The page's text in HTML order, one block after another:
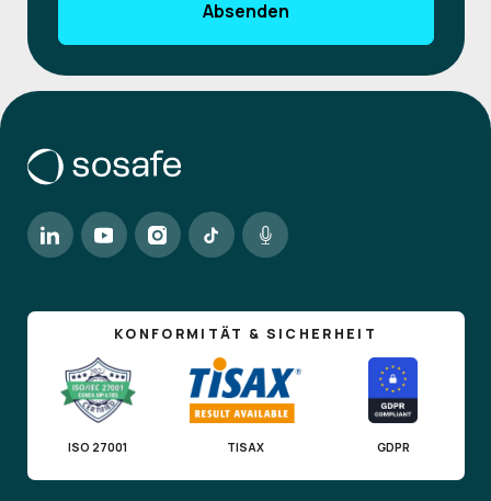
KONFORMITÄT & SICHERHEIT
ISO 27001 TISAX GDPR